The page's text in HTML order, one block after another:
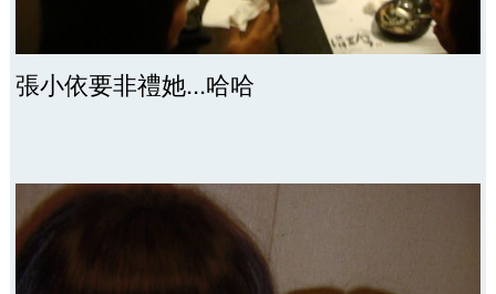
張小依要非禮她...哈哈